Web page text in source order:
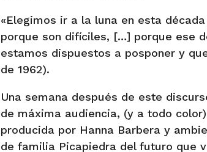
«Elegimos ir a la luna en esta
porque son difíciles, […] porque ese
estamos dispuestos a posponer y
de 1962).
Una semana después de este
de máxima audiencia, (y a todo
producida por Hanna Barbera y
de familia Picapiedra del futuro que